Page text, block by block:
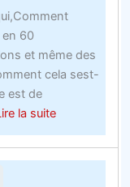
en 60
et même des
cela sest-
est de
la suiteabout
Comment
améliorer